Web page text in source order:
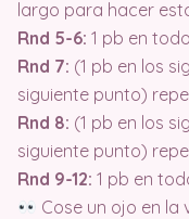
largo para hacer
Rnd 5-6: 1 pb en
Rnd 7: (1 pb en los
siguiente punto)
Rnd 8: (1 pb en los
siguiente punto)
Rnd 9-12: 1 pb en
Cose un ojo en la